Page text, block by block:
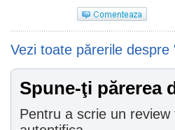
Vezi toate părerile
Spune-ţi părerea
Pentru a scrie un